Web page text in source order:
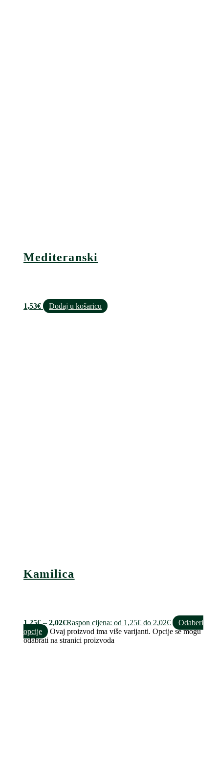
Mediteranski
1,53€ Dodaj u košaricu
Kamilica
1,25€ – 2,02€Raspon cijena: od 1,25€ do 2,02€
Odaberi
opcije
Ovaj proizvod ima više varijanti. Opcije se mogu
odabrati na stranici proizvoda